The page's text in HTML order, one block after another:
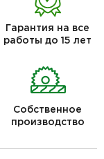
Гарантия на все
работы до 15 лет
Собственное
производство